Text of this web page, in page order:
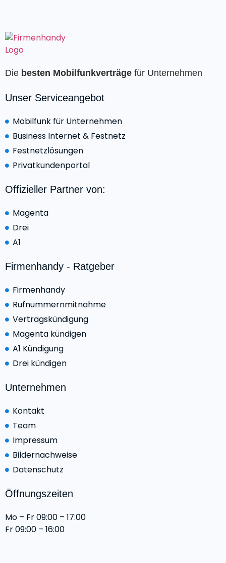
Die besten Mobilfunkverträge für Unternehmen
Unser Serviceangebot
Mobilfunk für Unternehmen
Business Internet & Festnetz
Festnetzlösungen
Privatkundenportal
Offizieller Partner von:
Magenta
Drei
A1
Firmenhandy - Ratgeber
Firmenhandy
Rufnummernmitnahme
Vertragskündigung
Magenta kündigen
A1 Kündigung
Drei kündigen
Unternehmen
Kontakt
Team
Impressum
Bildernachweise
Datenschutz
Öffnungszeiten
Mo – Fr 09:00 – 17:00
Fr 09:00 – 16:00